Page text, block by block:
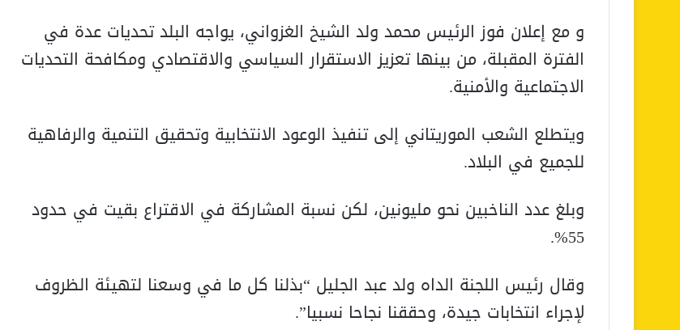
و مع إعلان فوز الرئيس محمد ولد الشيخ الغزواني، يواجه البلد تحديات عدة في
الفترة المقبلة، من بينها تعزيز الاستقرار السياسي والاقتصادي ومكافحة التحديات
الاجتماعية والأمنية.
ويتطلع الشعب الموريتاني إلى تنفيذ الوعود الانتخابية وتحقيق التنمية والرفاهية
للجميع في البلاد.
وبلغ عدد الناخبين نحو مليونين، لكن نسبة المشاركة في الاقتراع بقيت في حدود
55%.
وقال رئيس اللجنة الداه ولد عبد الجليل “بذلنا كل ما في وسعنا لتهيئة الظروف
لإجراء انتخابات جيدة، وحققنا نجاحا نسبيا”.